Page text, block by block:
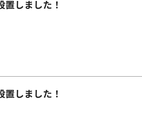
しました！
しました！